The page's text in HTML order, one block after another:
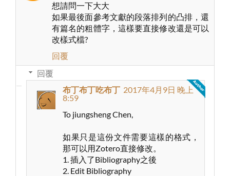
想請問一下大大
如果最後面參考文獻的段落排列的凸排，還
有篇名的粗體字，這樣要直接修改還是可以
改樣式檔?
回覆
回覆
布丁布丁吃布丁 2017年4月9日 晚上
8:59
To jiungsheng Chen,
如果只是這份文件需要這樣的格式，
那可以用Zotero直接修改。
1. 插入了Bibliography之後
2. Edit Bibliography